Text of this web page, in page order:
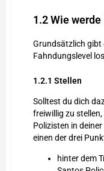
1.2Wie
Grundsätzlich gibt
Fahndungslevel
1.2.1 Stellen
Solltest du dich
freiwillig zu
Polizisten in
einen der drei
hinter dem